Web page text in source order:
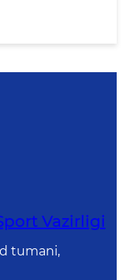
Vazirligi
tumani,